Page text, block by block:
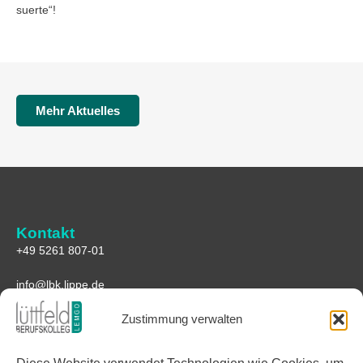
Zustimmung verwalten
suerte“!
Mehr Aktuelles
Kontakt
+49 5261 807-01
info@lbk.lippe.de
Anfahrt